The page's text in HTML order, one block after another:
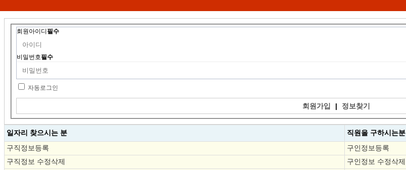
회원아이디 필수
비밀번호필수
자동로그인
회원가입 | 정보찾기
일자리 찾으시는 분 직원을 구하시는분
구직정보등록
구인정보등록
구직정보 수정삭제
구인정보 수정삭제